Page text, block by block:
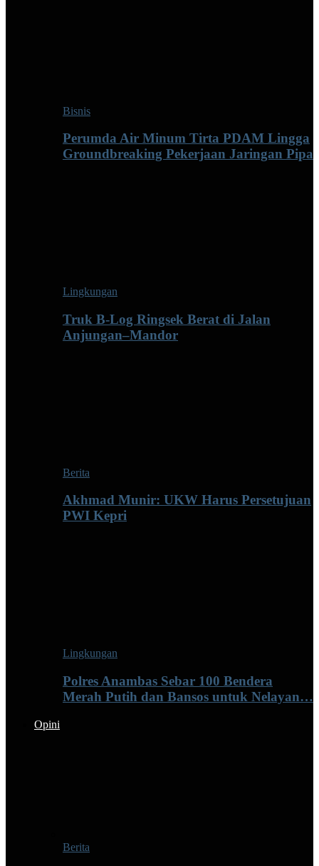
Bisnis
Perumda Air Minum Tirta PDAM Lingga
Groundbreaking Pekerjaan Jaringan Pipa
Lingkungan
Truk B-Log Ringsek Berat di Jalan
Anjungan–Mandor
Berita
Akhmad Munir: UKW Harus Persetujuan
PWI Kepri
Lingkungan
Polres Anambas Sebar 100 Bendera
Merah Putih dan Bansos untuk Nelayan…
Opini
Berita